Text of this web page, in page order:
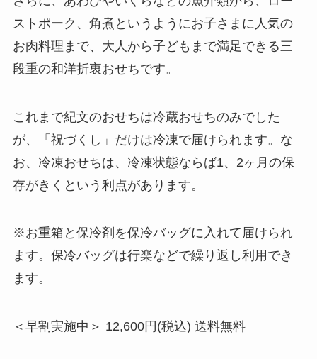
ストポーク、角煮というようにお子さまに人気の
お肉料理まで、大人から子どもまで満足できる三
段重の和洋折衷おせちです。
これまで紀文のおせちは冷蔵おせちのみでした
が、「祝づくし」だけは冷凍で届けられます。な
お、冷凍おせちは、冷凍状態ならば1、2ヶ月の保
存がきくという利点があります。
※お重箱と保冷剤を保冷バッグに入れて届けられ
ます。保冷バッグは行楽などで繰り返し利用でき
ます。
＜早割実施中＞ 12,600円(税込) 送料無料